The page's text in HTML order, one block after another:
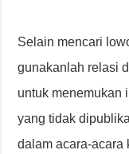
Selain mencari
gunakanlah relasi
untuk menemukan
yang tidak
dalam acara-acara